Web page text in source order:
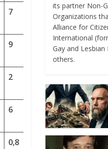
7
9
2
6
0,8
its partner Non-
Organizations
Alliance for
International
Gay and
others.